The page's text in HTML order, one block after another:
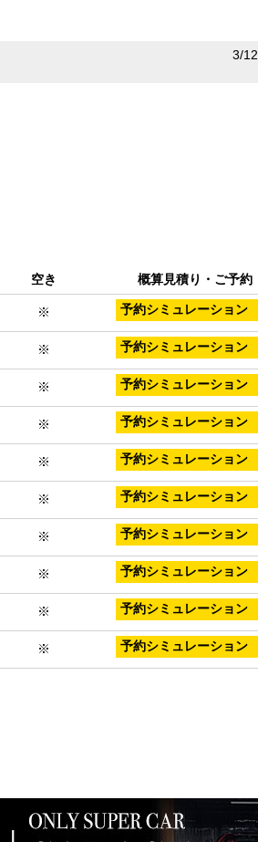
4/12
空き 概算見積り・ご予約
※
※
※
※
※
※
※
※
※
※